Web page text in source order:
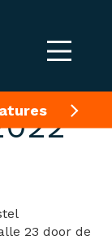
heeft
23 door de